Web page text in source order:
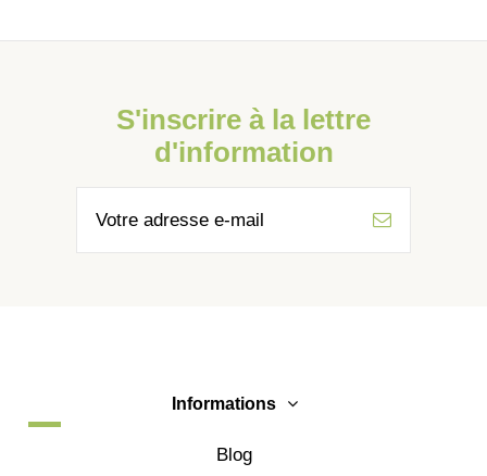
S'inscrire à la lettre
d'information
Informations
Blog